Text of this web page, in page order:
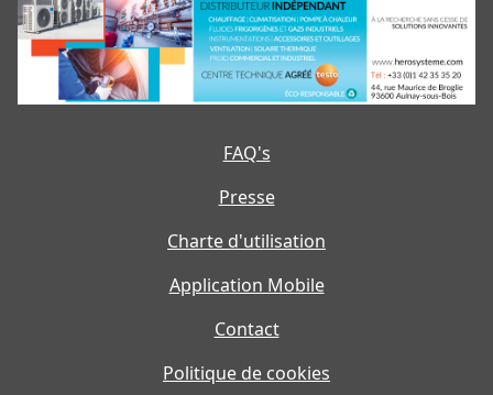
FAQ's
Presse
Charte d'utilisation
Application Mobile
Contact
Politique de cookies